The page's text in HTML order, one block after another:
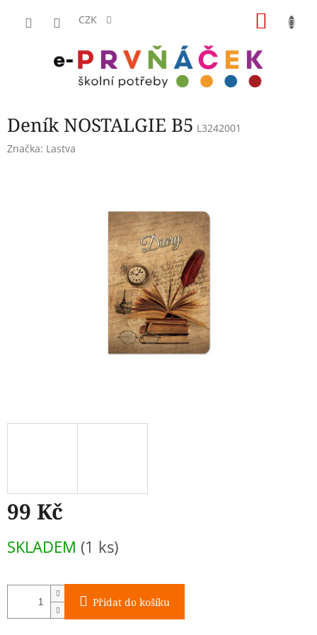
CZK
Deník NOSTALGIE B5 L3242001
Značka: Lastva
99 Kč
cena:
SKLADEM (1 ks)
Přidat do košíku